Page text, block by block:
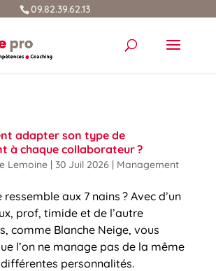
09.82.39.62.13
adapter son type de
à chaque collaborateur ?
Lemoine| 30 Juil 2026 | Management
aux 7 nains ? Avec d’un
prof, timide et de l’autre
comme Blanche Neige, vous
l’on ne manage pas de la même
personnalités.